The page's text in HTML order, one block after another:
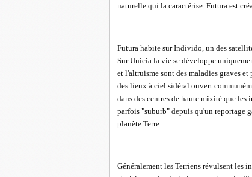
naturelle qui la caractérise. Futura est
Futura habite sur Individo, un des
Sur Unicia la vie se développe
et l'altruisme sont des maladies graves
des lieux à ciel sidéral ouvert
dans des centres de haute mixité que
parfois "suburb" depuis qu'un reportage
planète Terre.
Généralement les Terriens révulsent les